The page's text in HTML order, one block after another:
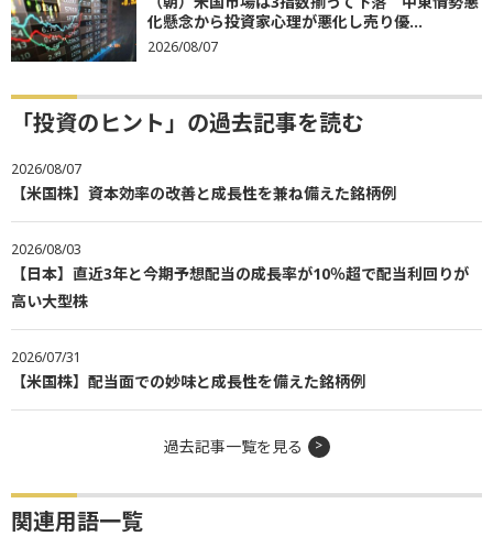
化懸念から投資家心理が悪化し売り優...
2026/08/07
「投資のヒント」の過去記事を読む
2026/08/07
【米国株】資本効率の改善と成長性を兼ね備えた銘柄例
2026/08/03
【日本】直近3年と今期予想配当の成長率が10％超で配当利回りが
高い大型株
2026/07/31
【米国株】配当面での妙味と成長性を備えた銘柄例
過去記事一覧を見る
関連用語一覧